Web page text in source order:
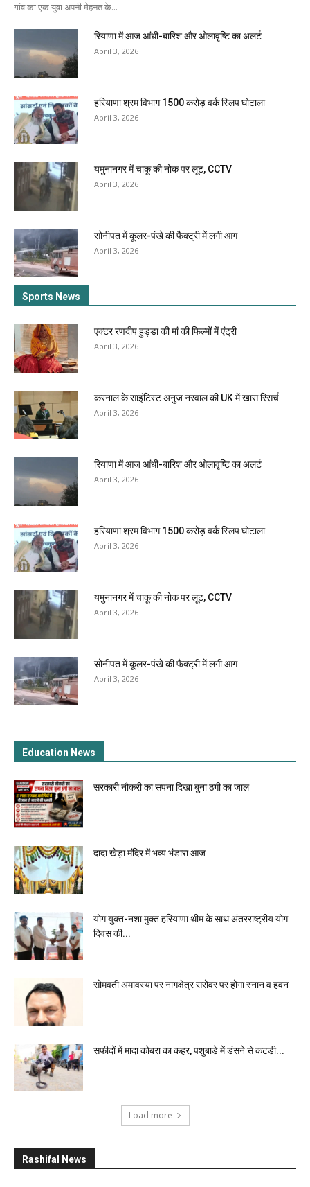
गांव का एक युवा अपनी मेहनत के...
रियाणा में आज आंधी-बारिश और ओलावृष्टि का अलर्ट
April 3, 2026
हरियाणा श्रम विभाग 1500 करोड़ वर्क स्लिप घोटाला
April 3, 2026
यमुनानगर में चाकू की नोक पर लूट, CCTV
April 3, 2026
सोनीपत में कूलर-पंखे की फैक्ट्री में लगी आग
April 3, 2026
Sports News
एक्टर रणदीप हुड्डा की मां की फिल्मों में एंट्री
April 3, 2026
करनाल के साइंटिस्ट अनुज नरवाल की UK में खास रिसर्च
April 3, 2026
रियाणा में आज आंधी-बारिश और ओलावृष्टि का अलर्ट
April 3, 2026
हरियाणा श्रम विभाग 1500 करोड़ वर्क स्लिप घोटाला
April 3, 2026
यमुनानगर में चाकू की नोक पर लूट, CCTV
April 3, 2026
सोनीपत में कूलर-पंखे की फैक्ट्री में लगी आग
April 3, 2026
Education News
सरकारी नौकरी का सपना दिखा बुना ठगी का जाल
दादा खेड़ा मंदिर में भव्य भंडारा आज
योग युक्त-नशा मुक्त हरियाणा थीम के साथ अंतरराष्ट्रीय योग
दिवस की...
सोमवती अमावस्या पर नागक्षेत्र सरोवर पर होगा स्नान व हवन
सफीदों में मादा कोबरा का कहर, पशुबाड़े में डंसने से कटड़ी...
Load more
Rashifal News